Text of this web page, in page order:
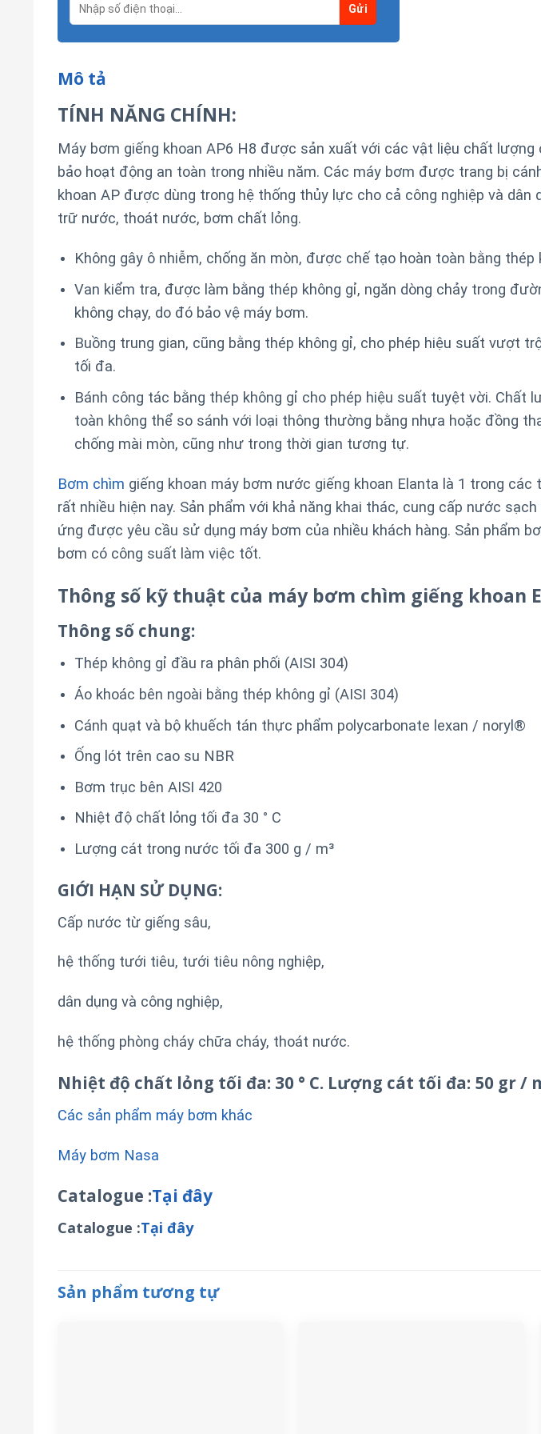
Mô tả
TÍNH NĂNG CHÍNH:
Máy bơm giếng khoan AP6 H8 được sản xuất với các vật liệu chất
bảo hoạt động an toàn trong nhiều năm. Các máy bơm được trang bị
khoan AP được dùng trong hệ thống thủy lực cho cả công nghiệp và dân
trữ nước, thoát nước, bơm chất lỏng.
Không gây ô nhiễm, chống ăn mòn, được chế tạo hoàn toàn bằng thép
Van kiểm tra, được làm bằng thép không gỉ, ngăn dòng chảy trong
không chạy, do đó bảo vệ máy bơm.
Buồng trung gian, cũng bằng thép không gỉ, cho phép hiệu suất vượt
tối đa.
Bánh công tác bằng thép không gỉ cho phép hiệu suất tuyệt vời. Chất
toàn không thể so sánh với loại thông thường bằng nhựa hoặc đồng
chống mài mòn, cũng như trong thời gian tương tự.
Bơm chìm giếng khoan máy bơm nước giếng khoan Elanta là 1 trong
rất nhiều hiện nay. Sản phẩm với khả năng khai thác, cung cấp nước
ứng được yêu cầu sử dụng máy bơm của nhiều khách hàng. Sản phẩm
bơm có công suất làm việc tốt.
Thông số kỹ thuật của máy bơm chìm giếng khoan
Thông số chung:
Thép không gỉ đầu ra phân phối (AISI 304)
Áo khoác bên ngoài bằng thép không gỉ (AISI 304)
Cánh quạt và bộ khuếch tán thực phẩm polycarbonate lexan / noryl®
Ống lót trên cao su NBR
Bơm trục bên AISI 420
Nhiệt độ chất lỏng tối đa 30 ° C
Lượng cát trong nước tối đa 300 g / m³
GIỚI HẠN SỬ DỤNG:
Cấp nước từ giếng sâu,
hệ thống tưới tiêu, tưới tiêu nông nghiệp,
dân dụng và công nghiệp,
hệ thống phòng cháy chữa cháy, thoát nước.
Nhiệt độ chất lỏng tối đa: 30 ° C. Lượng cát tối đa: 50 gr /
Các sản phẩm máy bơm khác
Máy bơm Nasa
Catalogue :Tại đây
Catalogue :Tại đây
Sản phẩm tương tự